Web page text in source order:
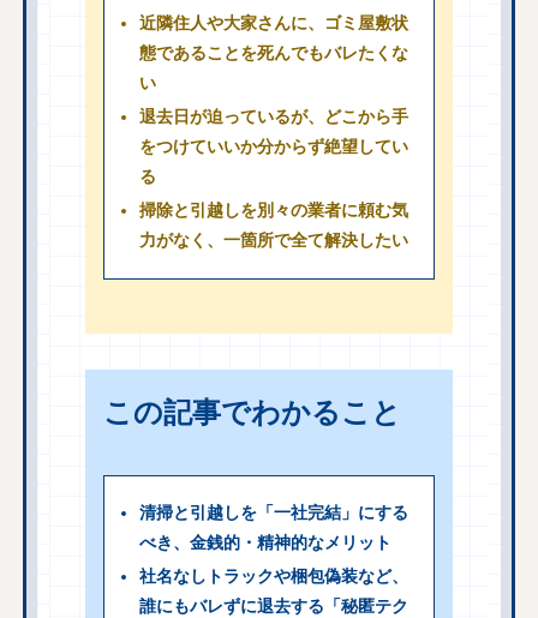
近隣住人や大家さんに、ゴミ屋敷状
態であることを死んでもバレたくな
い
退去日が迫っているが、どこから手
をつけていいか分からず絶望してい
る
掃除と引越しを別々の業者に頼む気
力がなく、一箇所で全て解決したい
この記事でわかること
清掃と引越しを「一社完結」にする
べき、金銭的・精神的なメリット
社名なしトラックや梱包偽装など、
誰にもバレずに退去する「秘匿テク